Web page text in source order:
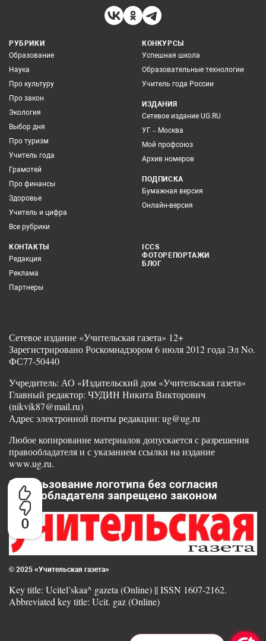
0
РУБРИКИ
Образование
Наука
Про культуру
Про закон
Экология
Выбор дня
Про туризм
Учитель года
Грамотей
Про финансы
Здоровье
Учитель и цифра
Все рубрики
КОНКУРСЫ
Успешная школа
Образовательные технологии
Учитель года России
ИЗДАНИЯ
Сетевое издание UG.RU
УГ – Москва
Мой профсоюз
Архив номеров
ПОДПИСКА
Бумажная версия
Онлайн-версия
КОНТАКТЫ
Редакция
Реклама
Партнеры
ICCS
ФОТОРЕПОРТАЖИ
БЛОГ
Сетевое издание «Учительская газета» 12+
Зарегистрировано Роскомнадзором 6 июля 2012 года Эл No.
ФС77-50440
Учредитель: АО «Издательский дом «Учительская газета»
Главный редактор: ЧУДИН Никита Викторович
(nikvik87@mail.ru)
Адрес электронной почты редакции: ug@ug.ru
Любое копирование материалов допускается с разрешения
правообладателя и с указанием ссылки на издание
www.ug.ru.
Использование логотипа без согласия
правообладателя запрещено законом
© 2025 «Учительская газета»
Key title: Ucitel’skaa^ gazeta (Online) || ISSN 1607-2162.
Abbreviated key title: Ucit. gaz (Online)